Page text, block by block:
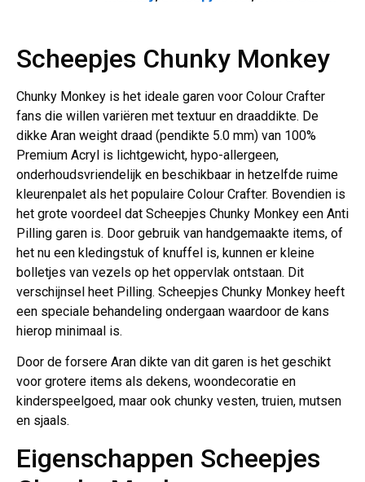
Scheepjes Chunky Monkey
Chunky Monkey is het ideale garen voor Colour Crafter
fans die willen variëren met textuur en draaddikte. De
dikke Aran weight draad (pendikte 5.0 mm) van 100%
Premium Acryl is lichtgewicht, hypo-allergeen,
onderhoudsvriendelijk en beschikbaar in hetzelfde ruime
kleurenpalet als het populaire Colour Crafter. Bovendien is
het grote voordeel dat Scheepjes Chunky Monkey een Anti
Pilling garen is. Door gebruik van handgemaakte items, of
het nu een kledingstuk of knuffel is, kunnen er kleine
bolletjes van vezels op het oppervlak ontstaan. Dit
verschijnsel heet Pilling. Scheepjes Chunky Monkey heeft
een speciale behandeling ondergaan waardoor de kans
hierop minimaal is.
Door de forsere Aran dikte van dit garen is het geschikt
voor grotere items als dekens, woondecoratie en
kinderspeelgoed, maar ook chunky vesten, truien, mutsen
en sjaals.
Eigenschappen Scheepjes